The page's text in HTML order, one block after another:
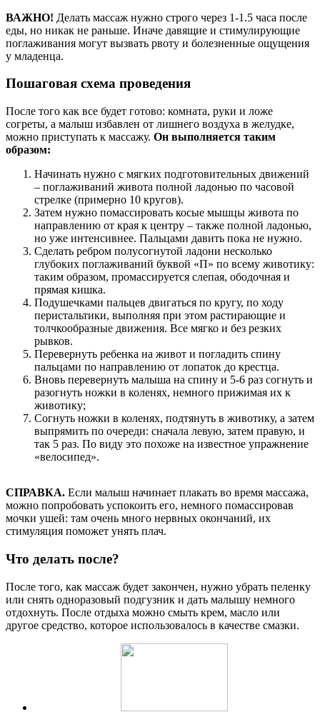
ВАЖНО! Делать массаж нужно строго через 1-1.5 часа после
еды, но никак не раньше. Иначе давящие и стимулирующие
поглаживания могут вызвать рвоту и болезненные ощущения
у младенца.
Пошаговая схема проведения
После того как все будет готово: комната, руки и ложе
согреты, а малыш избавлен от лишнего воздуха в желудке,
можно приступать к массажу. Он выполняется таким
образом:
Начинать нужно с мягких подготовительных движений
– поглаживаний живота полной ладонью по часовой
стрелке (примерно 10 кругов).
Затем нужно помассировать косые мышцы живота по
направлению от края к центру – также полной ладонью,
но уже интенсивнее. Пальцами давить пока не нужно.
Сделать ребром полусогнутой ладони несколько
глубоких поглаживаний буквой «П» по всему животику:
таким образом, промассируется слепая, ободочная и
прямая кишка.
Подушечками пальцев двигаться по кругу, по ходу
перистальтики, выполняя при этом растирающие и
толчкообразные движения. Все мягко и без резких
рывков.
Перевернуть ребенка на живот и погладить спину
пальцами по направлению от лопаток до крестца.
Вновь перевернуть малыша на спину и 5-6 раз согнуть и
разогнуть ножки в коленях, немного прижимая их к
животику;
Согнуть ножки в коленях, подтянуть в животику, а затем
выпрямить по очереди: сначала левую, затем правую, и
так 5 раз. По виду это похоже на известное упражнение
«велосипед».
СПРАВКА. Если малыш начинает плакать во время массажа,
можно попробовать успокоить его, немного помассировав
мочки ушей: там очень много нервных окончаний, их
стимуляция поможет унять плач.
Что делать после?
После того, как массаж будет закончен, нужно убрать пеленку
или снять одноразовый подгузник и дать малышу немного
отдохнуть. После отдыха можно смыть крем, масло или
другое средство, которое использовалось в качестве смазки.